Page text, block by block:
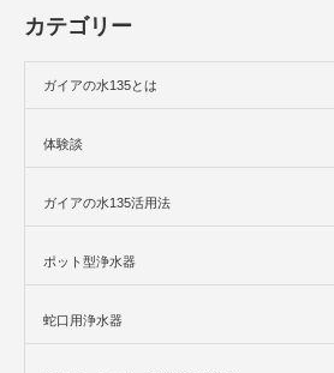
カテゴリー
ガイアの水135とは
体験談
ガイアの水135活用法
ポット型浄水器
蛇口用浄水器